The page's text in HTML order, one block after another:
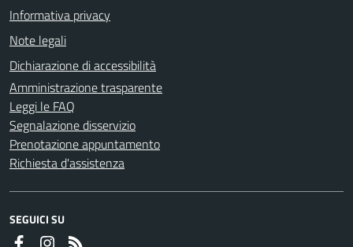
Informativa privacy
Note legali
Dichiarazione di accessibilità
Amministrazione trasparente
Leggi le FAQ
Segnalazione disservizio
Prenotazione appuntamento
Richiesta d'assistenza
SEGUICI SU